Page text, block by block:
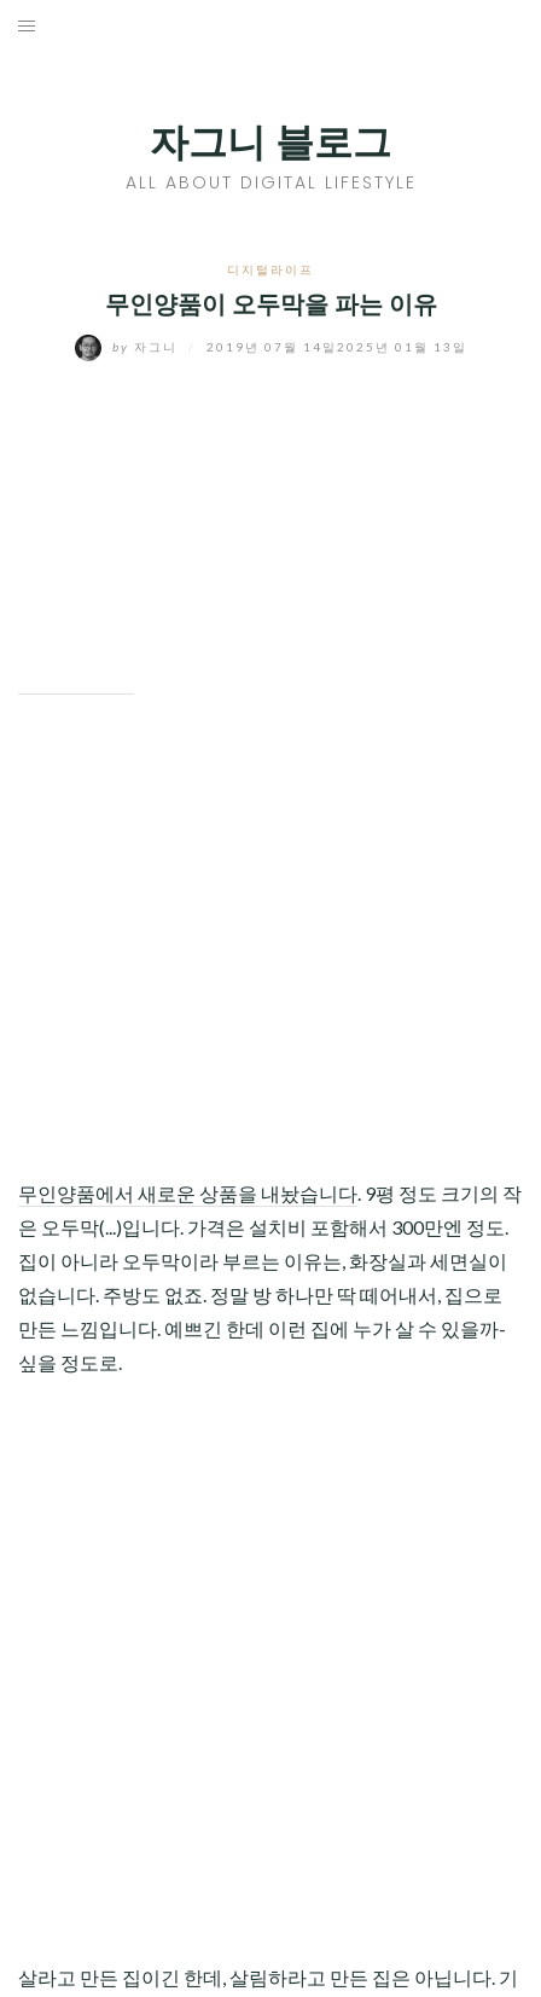
Skip
자그니 블로그
ALL ABOUT DIGITAL LIFESTYLE
디지털라이프
무인양품이 오두막을 파는 이유
by 자그니 2019년 07월 14일 2025년 01월 13일
무인양품에서 새로운 상품을 내놨습니다. 9평 정도 크기의 작
은 오두막(...)입니다. 가격은 설치비 포함해서 300만엔 정도.
집이 아니라 오두막이라 부르는 이유는, 화장실과 세면실이
없습니다. 주방도 없죠. 정말 방 하나만 딱 떼어내서, 집으로
만든 느낌입니다. 예쁘긴 한데 이런 집에 누가 살 수 있을까-
싶을 정도로.
살라고 만든 집이긴 한데, 살림하라고 만든 집은 아닙니다. 기
CHILD
MENU
디지털트렌드
디지털라이프